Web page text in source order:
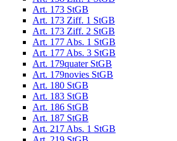
Art. 173 StGB
Art. 173 Ziff. 1 StGB
Art. 173 Ziff. 2 StGB
Art. 177 Abs. 1 StGB
Art. 177 Abs. 3 StGB
Art. 179quater StGB
Art. 179novies StGB
Art. 180 StGB
Art. 183 StGB
Art. 186 StGB
Art. 187 StGB
Art. 217 Abs. 1 StGB